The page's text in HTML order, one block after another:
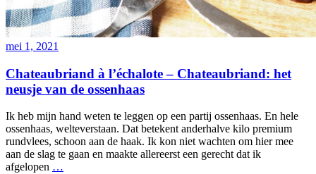
mei 1, 2021
Chateaubriand à l’échalote – Chateaubriand: het
neusje van de ossenhaas
Ik heb mijn hand weten te leggen op een partij ossenhaas. En hele
ossenhaas, welteverstaan. Dat betekent anderhalve kilo premium
rundvlees, schoon aan de haak. Ik kon niet wachten om hier mee
aan de slag te gaan en maakte allereerst een gerecht dat ik
afgelopen …